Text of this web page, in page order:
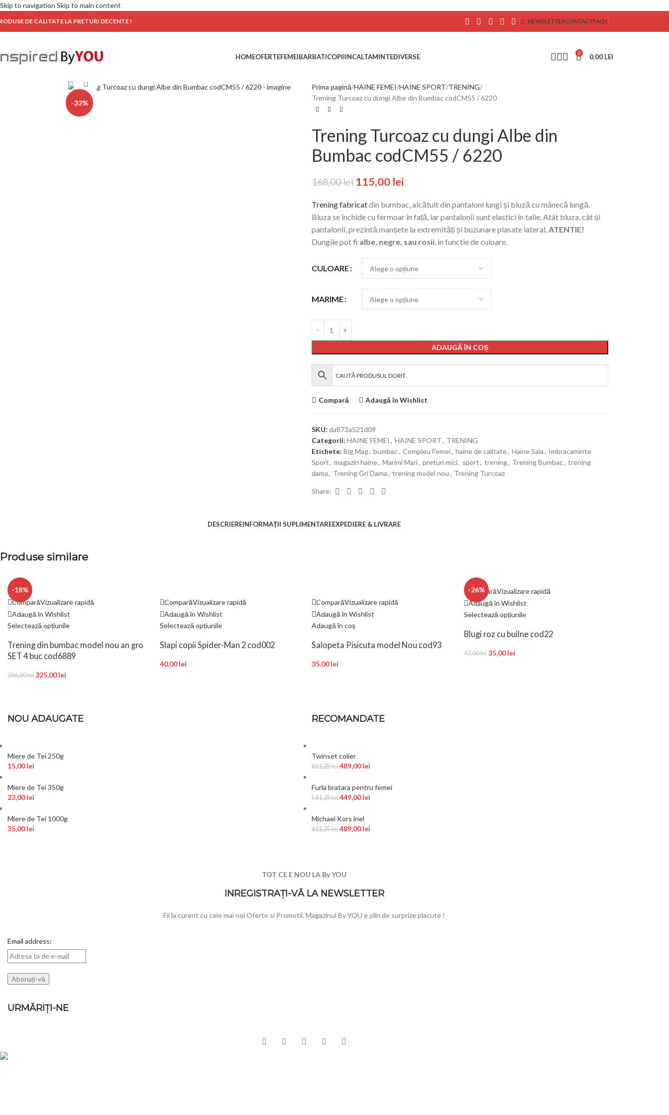
Skip to navigation Skip to main content
DE CALITATE LA PRETURI DECENTE ! NEWSLETTERCONTACTFAQS
HOMEOFERTEFEMEIBARBATICOPIIINCALTAMINTEDIVERSE 0 0,00 LEI
-32%
Click to enlarge Prima pagină HAINE FEMEI HAINE SPORT TRENING
Trening Turcoaz cu dungi Albe din Bumbac codCM55 / 6220
Trening Turcoaz cu dungi Albe din
Bumbac codCM55 / 6220
168,00lei 115,00 lei
Trening fabricatdin bumbac, alcătuit din pantaloni lungi și bluză cu mânecă lungă.
Bluza se închide cu fermoar în față, iar pantalonii sunt elastici în talie. Atât bluza, cât și
pantalonii, prezintă manșete la extremități și buzunare plasate lateral.ATENTIE!
Dungile pot fi albe, negre, sau rosii, in functie de culoare.
CULOARE
MARIME
ADAUGĂ ÎN COȘ
Compară Adaugă în Wishlist
SKU: da873a521d09
Categorii: HAINE FEMEI , HAINE SPORT, TRENING
Etichete: Big Mag, bumbac, Compleu Femei, haine de calitate, Haine Sala, Imbracaminte
Sport, magazin haine, Marimi Mari, preturi mici, sport, trening, Trening Bumbac, trening
dama, Trening Gri Dama, trening model nou, Trening Turcoaz
Share:
DESCRIEREINFORMAȚII SUPLIMENTAREEXPEDIERE & LIVRARE
Produse similare
-18%
ComparăVizualizare rapidă
Adaugă în Wishlist
Selectează opțiunile
Trening din bumbac model nou an gro
SET 4 buc cod6889
396,00lei 325,00lei
ComparăVizualizare rapidă
Adaugă în Wishlist
Selectează opțiunile
Slapi copii Spider-Man 2 cod002
40,00lei
ComparăVizualizare rapidă
Adaugă în Wishlist
Adaugă în coș
Salopeta Pisicuta model Nou cod93
35,00lei
-26%
ComparăVizualizare rapidă
Adaugă în Wishlist
Selectează opțiunile
Blugi roz cu builne cod22
47,00lei 35,00lei
NOU ADAUGATE
Miere de Tei 250g
15,00lei
Miere de Tei 350g
23,00lei
Miere de Tei 1000g
35,00lei
RECOMANDATE
Twinset colier
611,25lei 489,00lei
Furla bratara pentru femei
561,25lei 449,00lei
Michael Kors inel
611,25lei 489,00lei
TOT CE E NOU LA By YOU
INREGISTRAȚI-VĂ LA NEWSLETTER
Fii la curent cu cele mai noi Oferte si Promotii. Magazinul By YOU e plin de surprize placute !
Email address:
URMĂRIȚI-NE